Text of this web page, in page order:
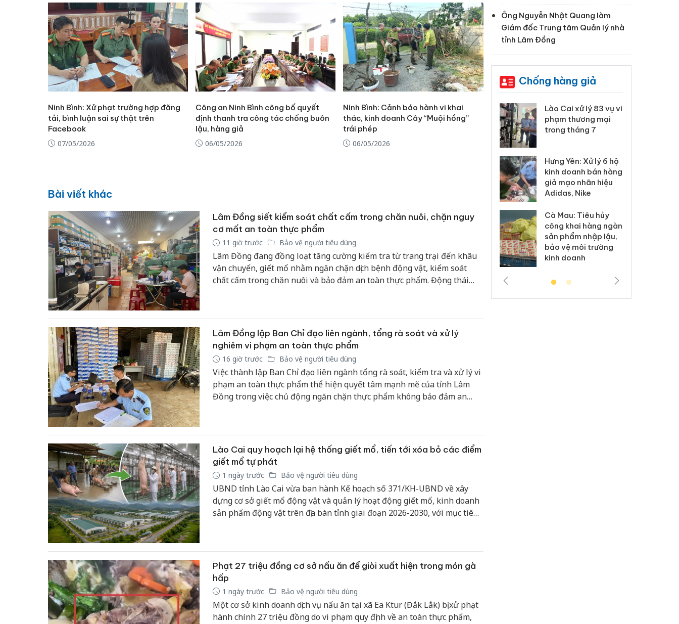
Ninh Bình: Xử phạt trường hợp đăng
tải, bình luận sai sự thật trên
Facebook
07/05/2026
Công an Ninh Bình công bố quyết
định thanh tra công tác chống buôn
lậu, hàng giả
06/05/2026
Ninh Bình: Cảnh báo hành vi khai
thác, kinh doanh Cây “Muội hồng”
trái phép
06/05/2026
Bài viết khác
Lâm Đồng siết kiểm soát chất cấm trong chăn nuôi, chặn nguy
cơ mất an toàn thực phẩm
11 giờ trước Bảo vệ người tiêu dùng
Lâm Đồng đang đồng loạt tăng cường kiểm tra từ trang trại đến khâu
vận chuyển, giết mổ nhằm ngăn chặn dịch bệnh động vật, kiểm soát
chất cấm trong chăn nuôi và bảo đảm an toàn thực phẩm. Động thái
toàn, bền vững.
Lâm Đồng lập Ban Chỉ đạo liên ngành, tổng rà soát và xử lý
nghiêm vi phạm an toàn thực phẩm
16 giờ trước Bảo vệ người tiêu dùng
Việc thành lập Ban Chỉ đạo liên ngành tổng rà soát, kiểm tra và xử lý vi
phạm an toàn thực phẩm thể hiện quyết tâm mạnh mẽ của tỉnh Lâm
Đồng trong việc chủ động ngăn chặn thực phẩm không bảo đảm an
Lào Cai quy hoạch lại hệ thống giết mổ, tiến tới xóa bỏ các điểm
giết mổ tự phát
1 ngày trước Bảo vệ người tiêu dùng
UBND tỉnh Lào Cai vừa ban hành Kế hoạch số 371/KH-UBND về xây
dựng cơ sở giết mổ động vật và quản lý hoạt động giết mổ, kinh doanh
sản phẩm động vật trên địa bàn tỉnh giai đoạn 2026-2030, với mục tiêu
đồng thời xử lý dứt điểm các điểm giết mổ tự phát vào năm 2030.
Phạt 27 triệu đồng cơ sở nấu ăn để giòi xuất hiện trong món gà
hấp
1 ngày trước Bảo vệ người tiêu dùng
Một cơ sở kinh doanh dịch vụ nấu ăn tại xã Ea Ktur (Đắk Lắk) bị xử phạt
hành chính 27 triệu đồng do vi phạm quy định về an toàn thực phẩm,
Ông Nguyễn Nhật Quang làm
Giám đốc Trung tâm Quản lý nhà
tỉnh Lâm Đồng
Chống hàng giả
Công an Thanh Hóa
tìm bị hại trong vụ
An Giang: Đối tượng
Lào Cai xử lý 83 vụ vi
phạm thương mại
trong tháng 7
Hưng Yên: Xử lý 6 hộ
kinh doanh bán hàng
giả mạo nhãn hiệu
Adidas, Nike
Cà Mau: Tiêu hủy
công khai hàng ngàn
sản phẩm nhập lậu,
bảo vệ môi trường
kinh doanh